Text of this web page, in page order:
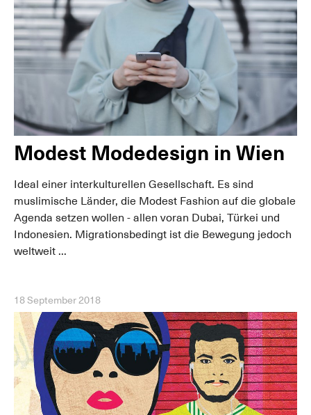
Modest Modedesign in Wien
Ideal einer interkulturellen Gesellschaft. Es sind
muslimische Länder, die Modest Fashion auf die globale
Agenda setzen wollen - allen voran Dubai, Türkei und
Indonesien. Migrationsbedingt ist die Bewegung jedoch
weltweit ...
18 September 2018